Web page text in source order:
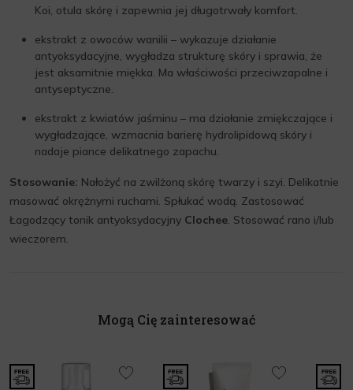
Koi, otula skórę i zapewnia jej długotrwały komfort.
ekstrakt z owoców wanilii – wykazuje działanie
antyoksydacyjne, wygładza strukturę skóry i sprawia, że
jest aksamitnie miękka. Ma właściwości przeciwzapalne i
antyseptyczne.
ekstrakt z kwiatów jaśminu – ma działanie zmiękczające i
wygładzające, wzmacnia barierę hydrolipidową skóry i
nadaje piance delikatnego zapachu.
Stosowanie: Nałożyć na zwilżoną skórę twarzy i szyi. Delikatnie
masować okrężnymi ruchami. Spłukać wodą. Zastosować
Łagodzący tonik antyoksydacyjny Clochee. Stosować rano i/lub
wieczorem.
Mogą Cię zainteresować